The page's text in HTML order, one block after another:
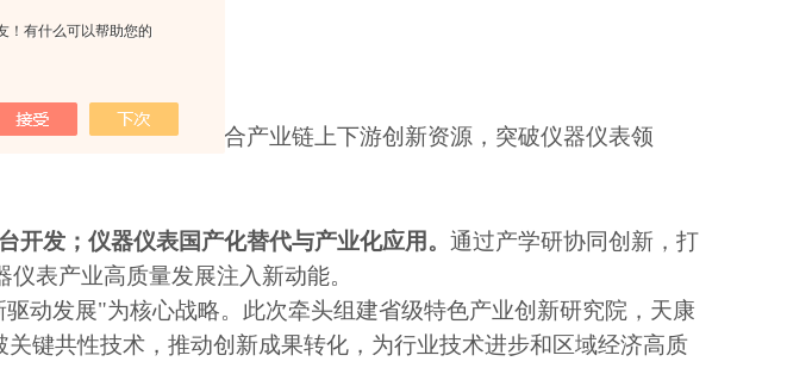
！有什么可以帮助您的
兴产业发展需求，整合产业链上下游创新资源，突破仪器仪表领
开发 ；仪器仪表国产化替代与产业化应用 。通过产学研协同创新，打
表产业高质量发展注入新动能。
驱动发展"为核心战略。此次牵头组建省级特色产业创新研究院，天康
键共性技术，推动创新成果转化，为行业技术进步和区域经济高质